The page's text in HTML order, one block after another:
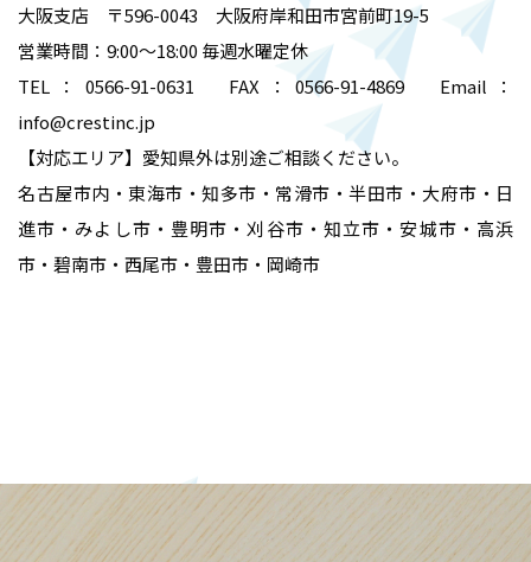
大阪支店 〒596-0043 大阪府岸和田市宮前町19-5
営業時間：9:00～18:00 毎週水曜定休
TEL：0566-91-0631 FAX：0566-91-4869 Email：
info@crestinc.jp
【対応エリア】愛知県外は別途ご相談ください。
名古屋市内・東海市・知多市・常滑市・半田市・大府市・日
進市・みよし市・豊明市・刈谷市・知立市・安城市・高浜
市・碧南市・西尾市・豊田市・岡崎市